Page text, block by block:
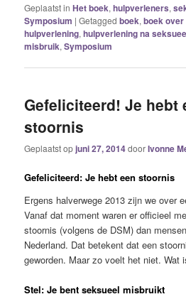
Geplaatst in Het boek,hulpverleners,
Symposium |Getagged boek,boek
hulpverlening,hulpverlening na
misbruik,Symposium
Gefeliciteerd! Je hebt
stoornis
Geplaatst opjuni 27, 2014doorIvonne
Gefeliciteerd: Je hebt een stoornis
Ergens halverwege 2013 zijn we over
Vanaf dat moment waren er officieel
stoornis (volgens de DSM) dan
Nederland. Dat betekent dat een
geworden. Maar zo voelt het niet. Wat
Stel: Je bent seksueel misbruikt